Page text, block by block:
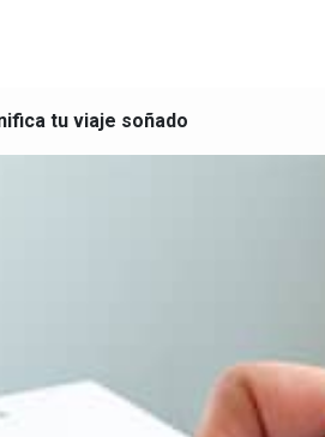
tu viaje soñado